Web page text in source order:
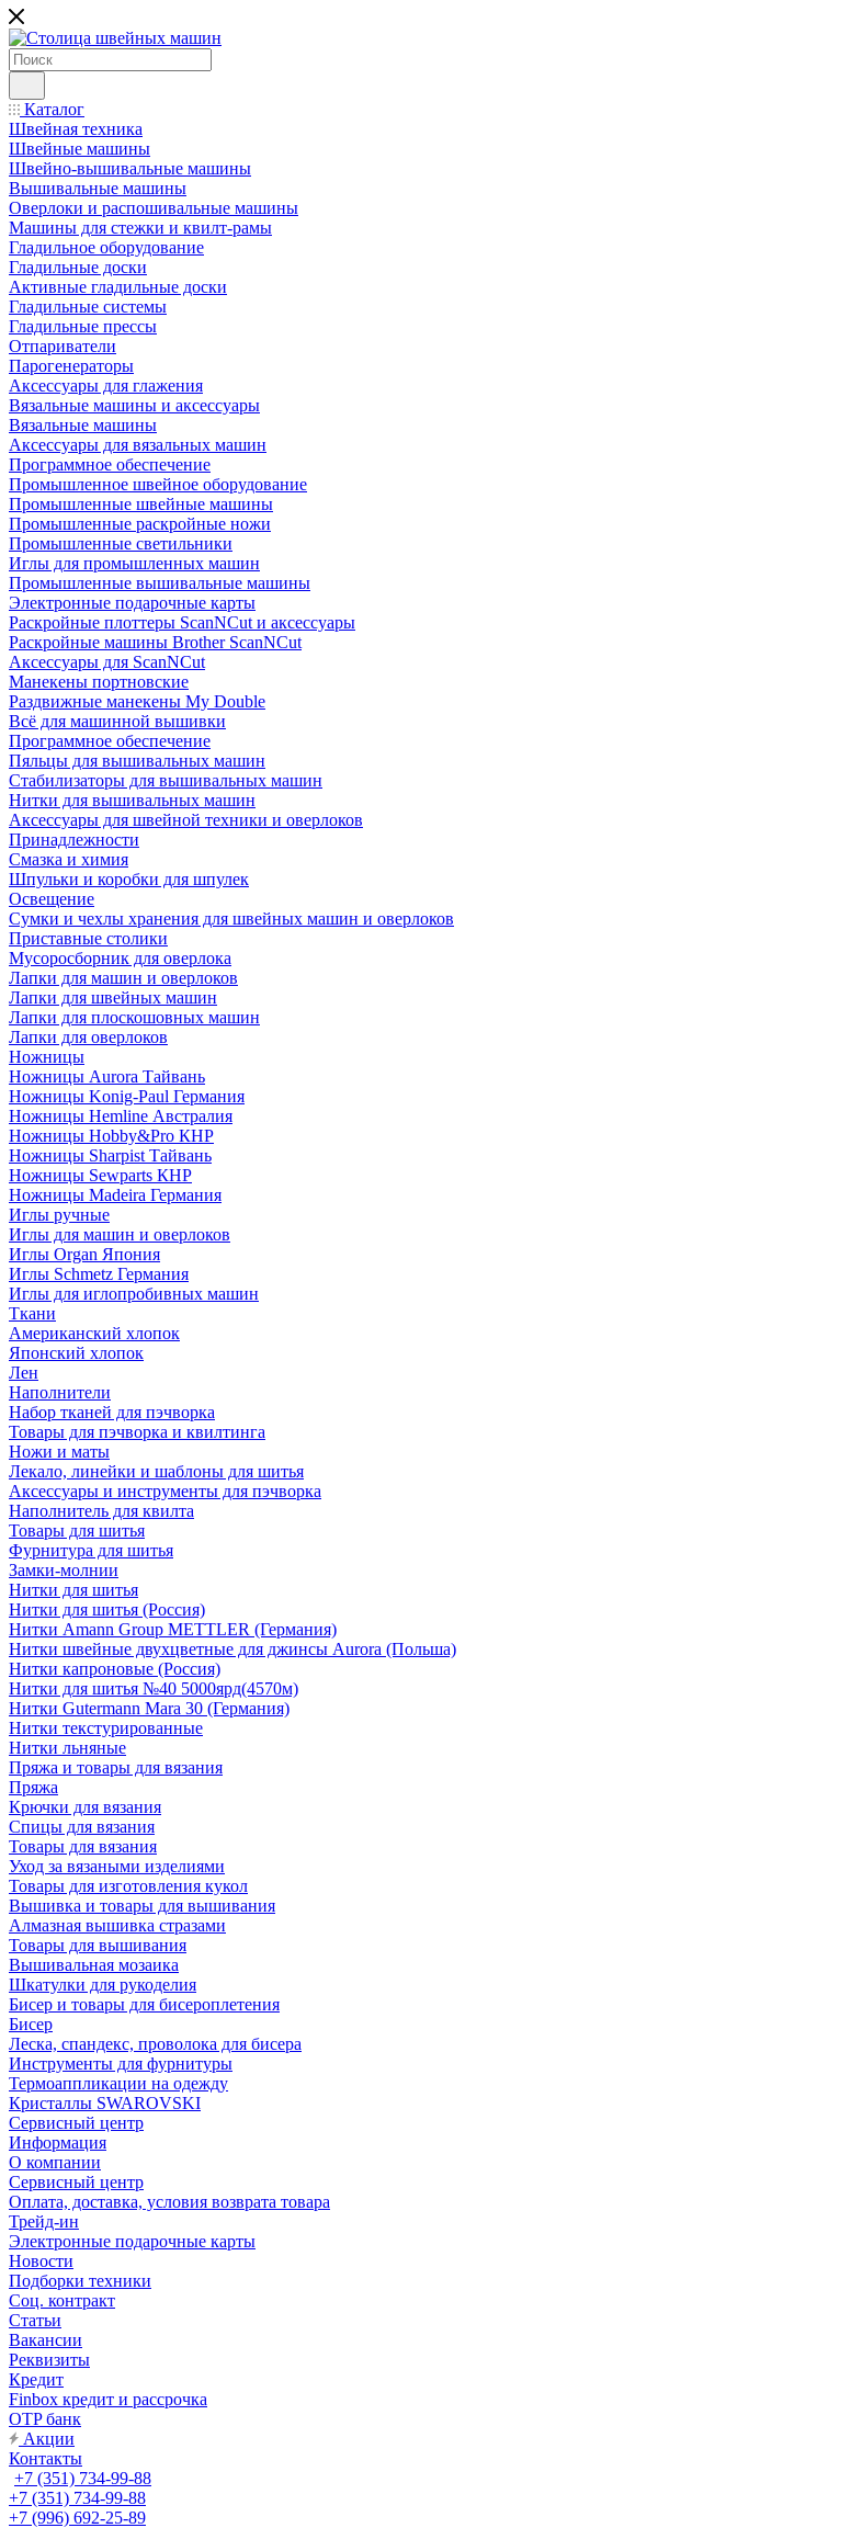
Каталог
Швейная техника
Швейные машины
Швейно-вышивальные машины
Вышивальные машины
Оверлоки и распошивальные машины
Машины для стежки и квилт-рамы
Гладильное оборудование
Гладильные доски
Активные гладильные доски
Гладильные системы
Гладильные прессы
Отпариватели
Парогенераторы
Аксессуары для глажения
Вязальные машины и аксессуары
Вязальные машины
Аксессуары для вязальных машин
Программное обеспечение
Промышленное швейное оборудование
Промышленные швейные машины
Промышленные раскройные ножи
Промышленные светильники
Иглы для промышленных машин
Промышленные вышивальные машины
Электронные подарочные карты
Раскройные плоттеры ScanNCut и аксессуары
Раскройные машины Brother ScanNCut
Аксессуары для ScanNCut
Манекены портновские
Раздвижные манекены My Double
Всё для машинной вышивки
Программное обеспечение
Пяльцы для вышивальных машин
Стабилизаторы для вышивальных машин
Нитки для вышивальных машин
Аксессуары для швейной техники и оверлоков
Принадлежности
Смазка и химия
Шпульки и коробки для шпулек
Освещение
Сумки и чехлы хранения для швейных машин и оверлоков
Приставные столики
Мусоросборник для оверлока
Лапки для машин и оверлоков
Лапки для швейных машин
Лапки для плоскошовных машин
Лапки для оверлоков
Ножницы
Ножницы Aurora Тайвань
Ножницы Konig-Paul Германия
Ножницы Hemline Австралия
Ножницы Hobby&Pro КНР
Ножницы Sharpist Тайвань
Ножницы Sewparts КНР
Ножницы Madeira Германия
Иглы ручные
Иглы для машин и оверлоков
Иглы Organ Япония
Иглы Schmetz Германия
Иглы для иглопробивных машин
Ткани
Американский хлопок
Японский хлопок
Лен
Наполнители
Набор тканей для пэчворка
Товары для пэчворка и квилтинга
Ножи и маты
Лекало, линейки и шаблоны для шитья
Аксессуары и инструменты для пэчворка
Наполнитель для квилта
Товары для шитья
Фурнитура для шитья
Замки-молнии
Нитки для шитья
Нитки для шитья (Россия)
Нитки Amann Group METTLER (Германия)
Нитки швейные двухцветные для джинсы Aurora (Польша)
Нитки капроновые (Россия)
Нитки для шитья №40 5000ярд(4570м)
Нитки Gutermann Mara 30 (Германия)
Нитки текстурированные
Нитки льняные
Пряжа и товары для вязания
Пряжа
Крючки для вязания
Спицы для вязания
Товары для вязания
Уход за вязаными изделиями
Товары для изготовления кукол
Вышивка и товары для вышивания
Алмазная вышивка стразами
Товары для вышивания
Вышивальная мозаика
Шкатулки для рукоделия
Бисер и товары для бисероплетения
Бисер
Леска, спандекс, проволока для бисера
Инструменты для фурнитуры
Термоаппликации на одежду
Кристаллы SWAROVSKI
Сервисный центр
Информация
О компании
Сервисный центр
Оплата, доставка, условия возврата товара
Трейд-ин
Электронные подарочные карты
Новости
Подборки техники
Соц. контракт
Статьи
Вакансии
Реквизиты
Кредит
Finbox кредит и рассрочка
OTP банк
Акции
Контакты
+7 (351) 734-99-88
+7 (351) 734-99-88
+7 (996) 692-25-89